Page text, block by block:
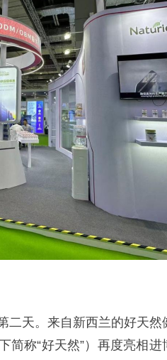
二天。来自新西兰的好天
称“好天然”）再度亮相进